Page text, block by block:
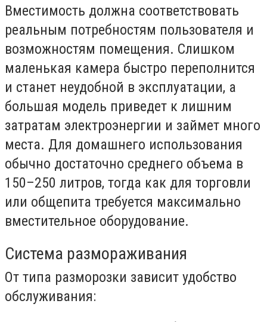
Вместимость должна соответствовать
реальным потребностям пользователя и
возможностям помещения. Слишком
маленькая камера быстро переполнится
и станет неудобной в эксплуатации, а
большая модель приведет к лишним
затратам электроэнергии и займет много
места. Для домашнего использования
обычно достаточно среднего объема в
150–250 литров, тогда как для торговли
или общепита требуется максимально
вместительное оборудование.
Система размораживания
От типа разморозки зависит удобство
обслуживания: